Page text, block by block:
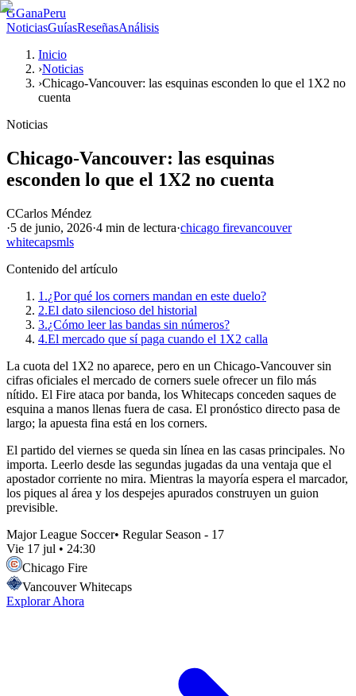
GGanaPeru
NoticiasGuíasReseñasAnálisis
Inicio
›Noticias
›Chicago-Vancouver: las esquinas esconden lo que el 1X2 no
cuenta
Noticias
Chicago-Vancouver: las esquinas
esconden lo que el 1X2 no cuenta
CCarlos Méndez
·5 de junio, 2026·4 min de lectura·chicago firevancouver
whitecapsmls
Contenido del artículo
1.¿Por qué los corners mandan en este duelo?
2.El dato silencioso del historial
3.¿Cómo leer las bandas sin números?
4.El mercado que sí paga cuando el 1X2 calla
La cuota del 1X2 no aparece, pero en un Chicago-Vancouver sin
cifras oficiales el mercado de corners suele ofrecer un filo más
nítido. El Fire ataca por banda, los Whitecaps conceden saques de
esquina a manos llenas fuera de casa. El pronóstico directo pasa de
largo; la apuesta fina está en los corners.
El partido del viernes se queda sin línea en las casas principales. No
importa. Leerlo desde las segundas jugadas da una ventaja que el
apostador corriente no mira. Mientras la mayoría espera el marcador,
los piques al área y los despejes apurados construyen un guion
previsible.
Major League Soccer• Regular Season - 17
Vie 17 jul • 24:30
Chicago Fire
Vancouver Whitecaps
Explorar Ahora